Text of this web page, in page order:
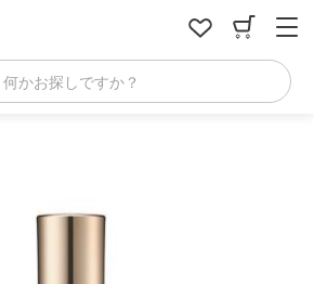
何かお探しですか？